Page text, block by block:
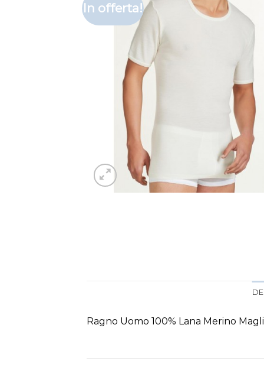
In offerta!
Ragno Uomo 100% Lana Merino